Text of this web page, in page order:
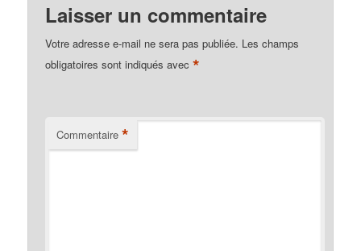
Laisser un commentaire
Votre adresse e-mail ne sera pas publiée. Les champs
obligatoires sont indiqués avec*
Commentaire *